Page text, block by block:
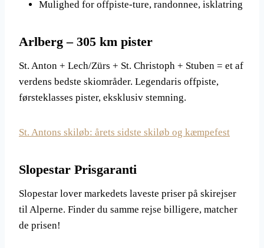
Mulighed for offpiste-ture, randonnee, isklatring
Arlberg – 305 km pister
St. Anton + Lech/Zürs + St. Christoph + Stuben = et af
verdens bedste skiområder. Legendaris offpiste,
førsteklasses pister, eksklusiv stemning.
St. Antons skiløb: årets sidste skiløb og kæmpefest
Slopestar Prisgaranti
Slopestar lover markedets laveste priser på skirejser
til Alperne. Finder du samme rejse billigere, matcher
de prisen!